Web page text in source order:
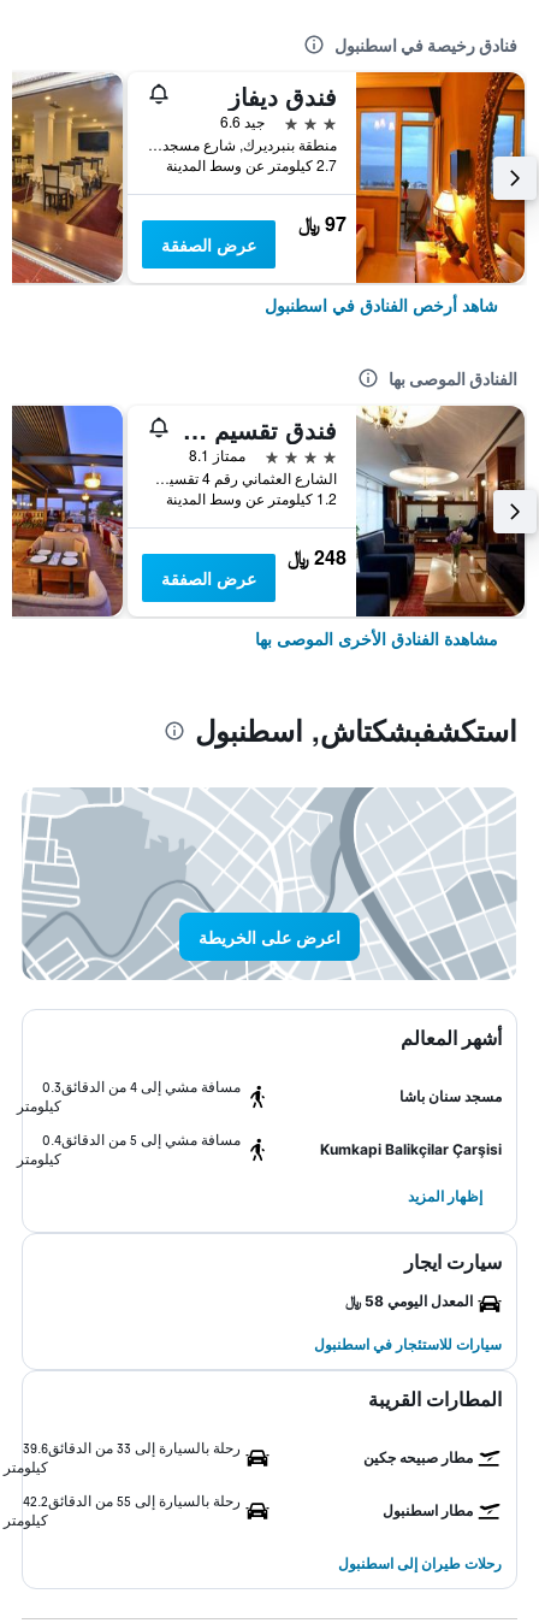
فنادق رخيصة في اسطنبول
فندق ديفاز
3 نجوم
جيد 6.6
منطقة بنبرديرك, شارع مسجد كاتب سنان رقم 31, اسطنبول, تركيا
2.7 كيلومتر عن وسط المدينة
97 ﷼
عرض الصفقة
شاهد أرخص الفنادق في اسطنبول
الفنادق الموصى بها
فندق تقسيم متروبارك
4 نجوم
ممتاز 8.1
الشارع العثماني رقم 4 تقسيم, اسطنبول, تركيا
1.2 كيلومتر عن وسط المدينة
248 ﷼
عرض الصفقة
مشاهدة الفنادق الأخرى الموصى بها
استكشفبشكتاش, اسطنبول
اعرض على الخريطة
أشهر المعالم
مسجد سنان باشا
مسافة مشي إلى 4 من الدقائق
0.3
كيلومتر
Kumkapi Balikçilar Çarşisi
مسافة مشي إلى 5 من الدقائق
0.4
كيلومتر
إظهار المزيد
سيارت ايجار
المعدل اليومي 58 ﷼
سيارات للاستئجار في اسطنبول
المطارات القريبة
مطار صبيحه جكين
رحلة بالسيارة إلى 33 من الدقائق
39.6
كيلومتر
مطار اسطنبول
رحلة بالسيارة إلى 55 من الدقائق
42.2
كيلومتر
رحلات طيران إلى اسطنبول